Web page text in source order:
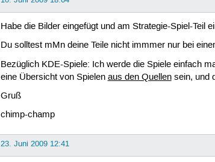
Habe die Bilder eingefügt und am Strategie-Spiel-Teil
Du solltest mMn deine Teile nicht immmer nur bei
Bezüglich KDE-Spiele: Ich werde die Spiele einfach
eine Übersicht von Spielen aus den Quellensein, und
Gruß
chimp-champ
23. Juni 2009 12:41